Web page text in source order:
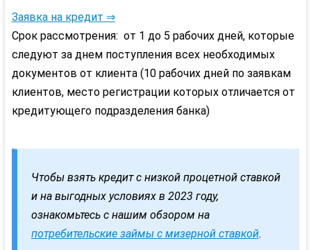
Заявка на кредит ⇒
Срок рассмотрения: от 1 до 5 рабочих дней, которые
следуют за днем поступления всех необходимых
документов от клиента (10 рабочих дней по заявкам
клиентов, место регистрации которых отличается от
кредитующего подразделения банка)
Чтобы взять кредит с низкой процетной ставкой
и на выгодных условиях в 2023 году,
ознакомьтесь с нашим обзором на
потребительские займы с мизерной ставкой.